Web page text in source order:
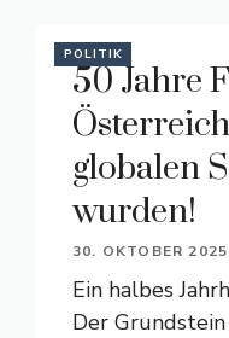
POLITIK
50 Jahre
globalen
wurden!
30. OKTOBER 2025
Ein halbes
Der